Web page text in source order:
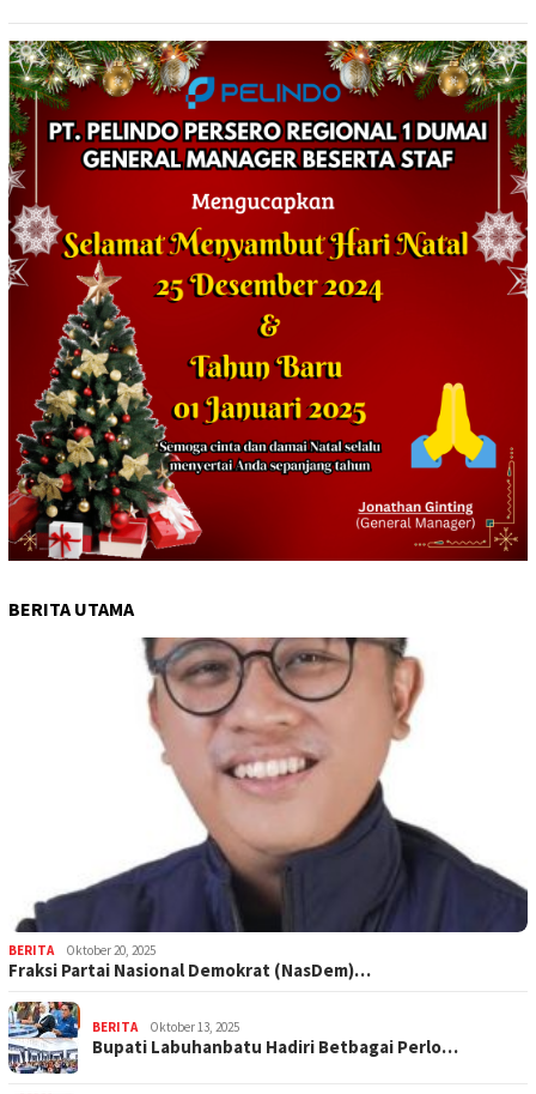
BERITA UTAMA
BERITA Oktober 20, 2025
Fraksi Partai Nasional Demokrat (NasDem)…
BERITA Oktober 13, 2025
Bupati Labuhanbatu Hadiri Betbagai Perlo…